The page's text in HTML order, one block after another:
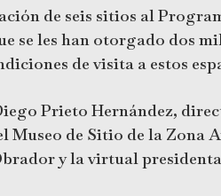
de seis sitios al
se les han otorgado dos
de visita a estos
Prieto Hernández,
de Sitio de la Zona
y la virtual